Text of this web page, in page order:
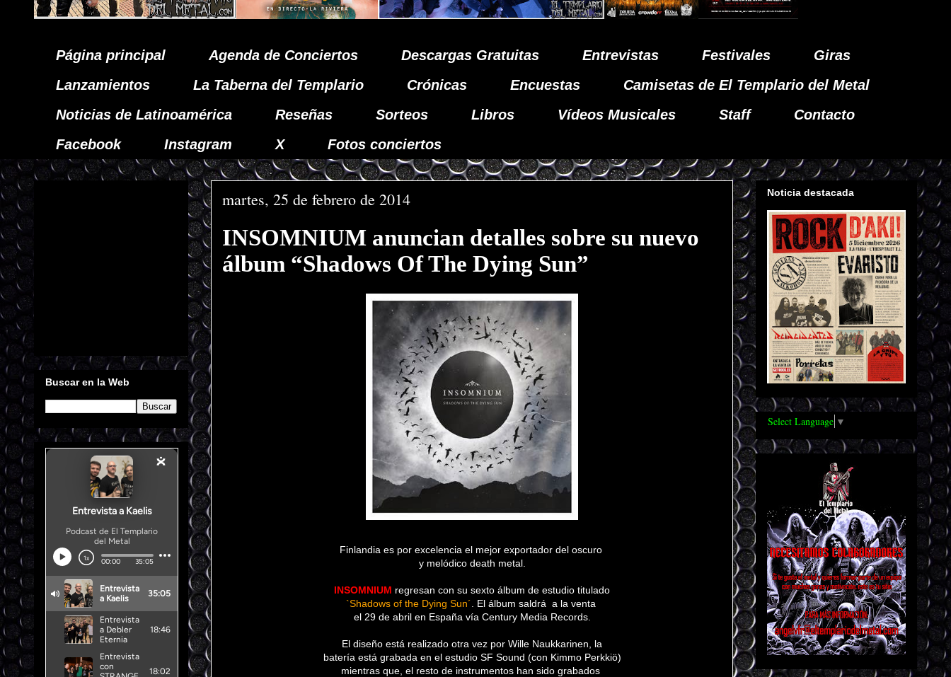
Página principal Agenda de Conciertos Descargas Gratuitas Entrevistas Festivales
Giras
Lanzamientos
La Taberna del Templario Crónicas Encuestas
Camisetas de El Templario del Metal
Noticias de Latinoamérica
Reseñas Sorteos Libros Vídeos Musicales Staff
Contacto
Facebook
Instagram X Fotos conciertos
martes, 25 de febrero de 2014
INSOMNIUM anuncian detalles sobre su nuevo
Finlandia es por excelencia el mejor exportador del oscuro
y melódico death metal.
INSOMNIUM regresan con su sexto álbum de estudio titulado
`Shadows of the Dying Sun´ . El álbum saldrá a la venta
el 29 de abril en España vía Century Media Records.
El diseño está realizado otra vez por Wille Naukkarinen, la
batería está grabada en el estudio SF Sound (con Kimmo Perkkiö)
mientras que, el resto de instrumentos han sido grabados
Buscar en la Web
Noticia destacada
Select Language ▼